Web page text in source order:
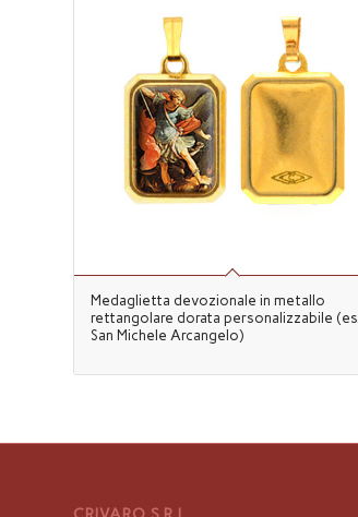
Medaglietta devozionale in metallo
rettangolare dorata personalizzabile (es.
San Michele Arcangelo)